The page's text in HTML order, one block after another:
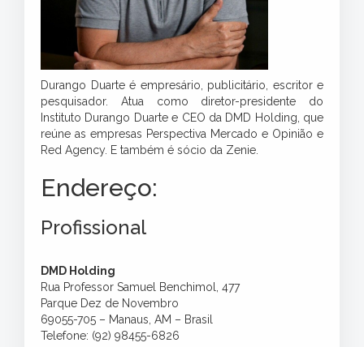
Durango Duarte é empresário, publicitário, escritor e
pesquisador. Atua como diretor-presidente do
Instituto Durango Duarte e CEO da DMD Holding, que
reúne as empresas Perspectiva Mercado e Opinião e
Red Agency. E também é sócio da Zenie.
Endereço:
Profissional
DMD Holding
Rua Professor Samuel Benchimol, 477
Parque Dez de Novembro
69055-705 – Manaus, AM – Brasil
Telefone: (92) 98455-6826